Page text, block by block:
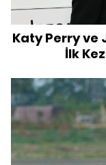
Katy Perry ve
İlk